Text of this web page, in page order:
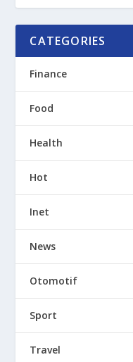
CATEGORIES
Finance
Food
Health
Hot
Inet
News
Otomotif
Sport
Travel